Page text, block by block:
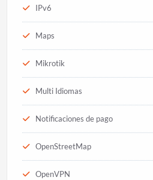
IPv6
Maps
Mikrotik
Multi Idiomas
Notificaciones de pago
OpenStreetMap
OpenVPN